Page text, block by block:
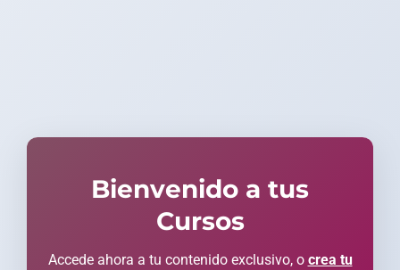
Bienvenido a tus
Cursos
Accede ahora a tu contenido exclusivo, o crea tu